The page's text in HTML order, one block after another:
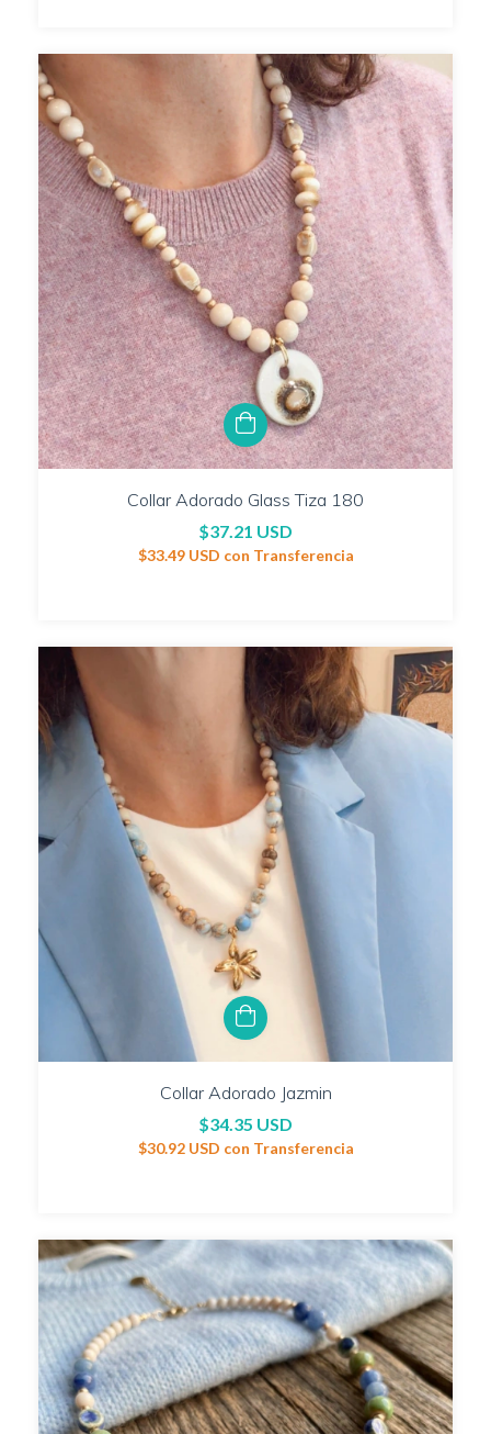
Collar Adorado Glass Tiza 180
$37.21 USD
$33.49 USD con Transferencia
Collar Adorado Jazmin
$34.35 USD
$30.92 USD con Transferencia